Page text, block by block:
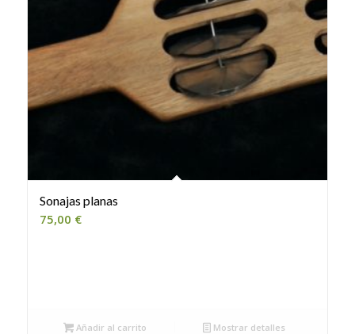
Sonajas planas
75,00 €
Añadir al carrito Mostrar detalles